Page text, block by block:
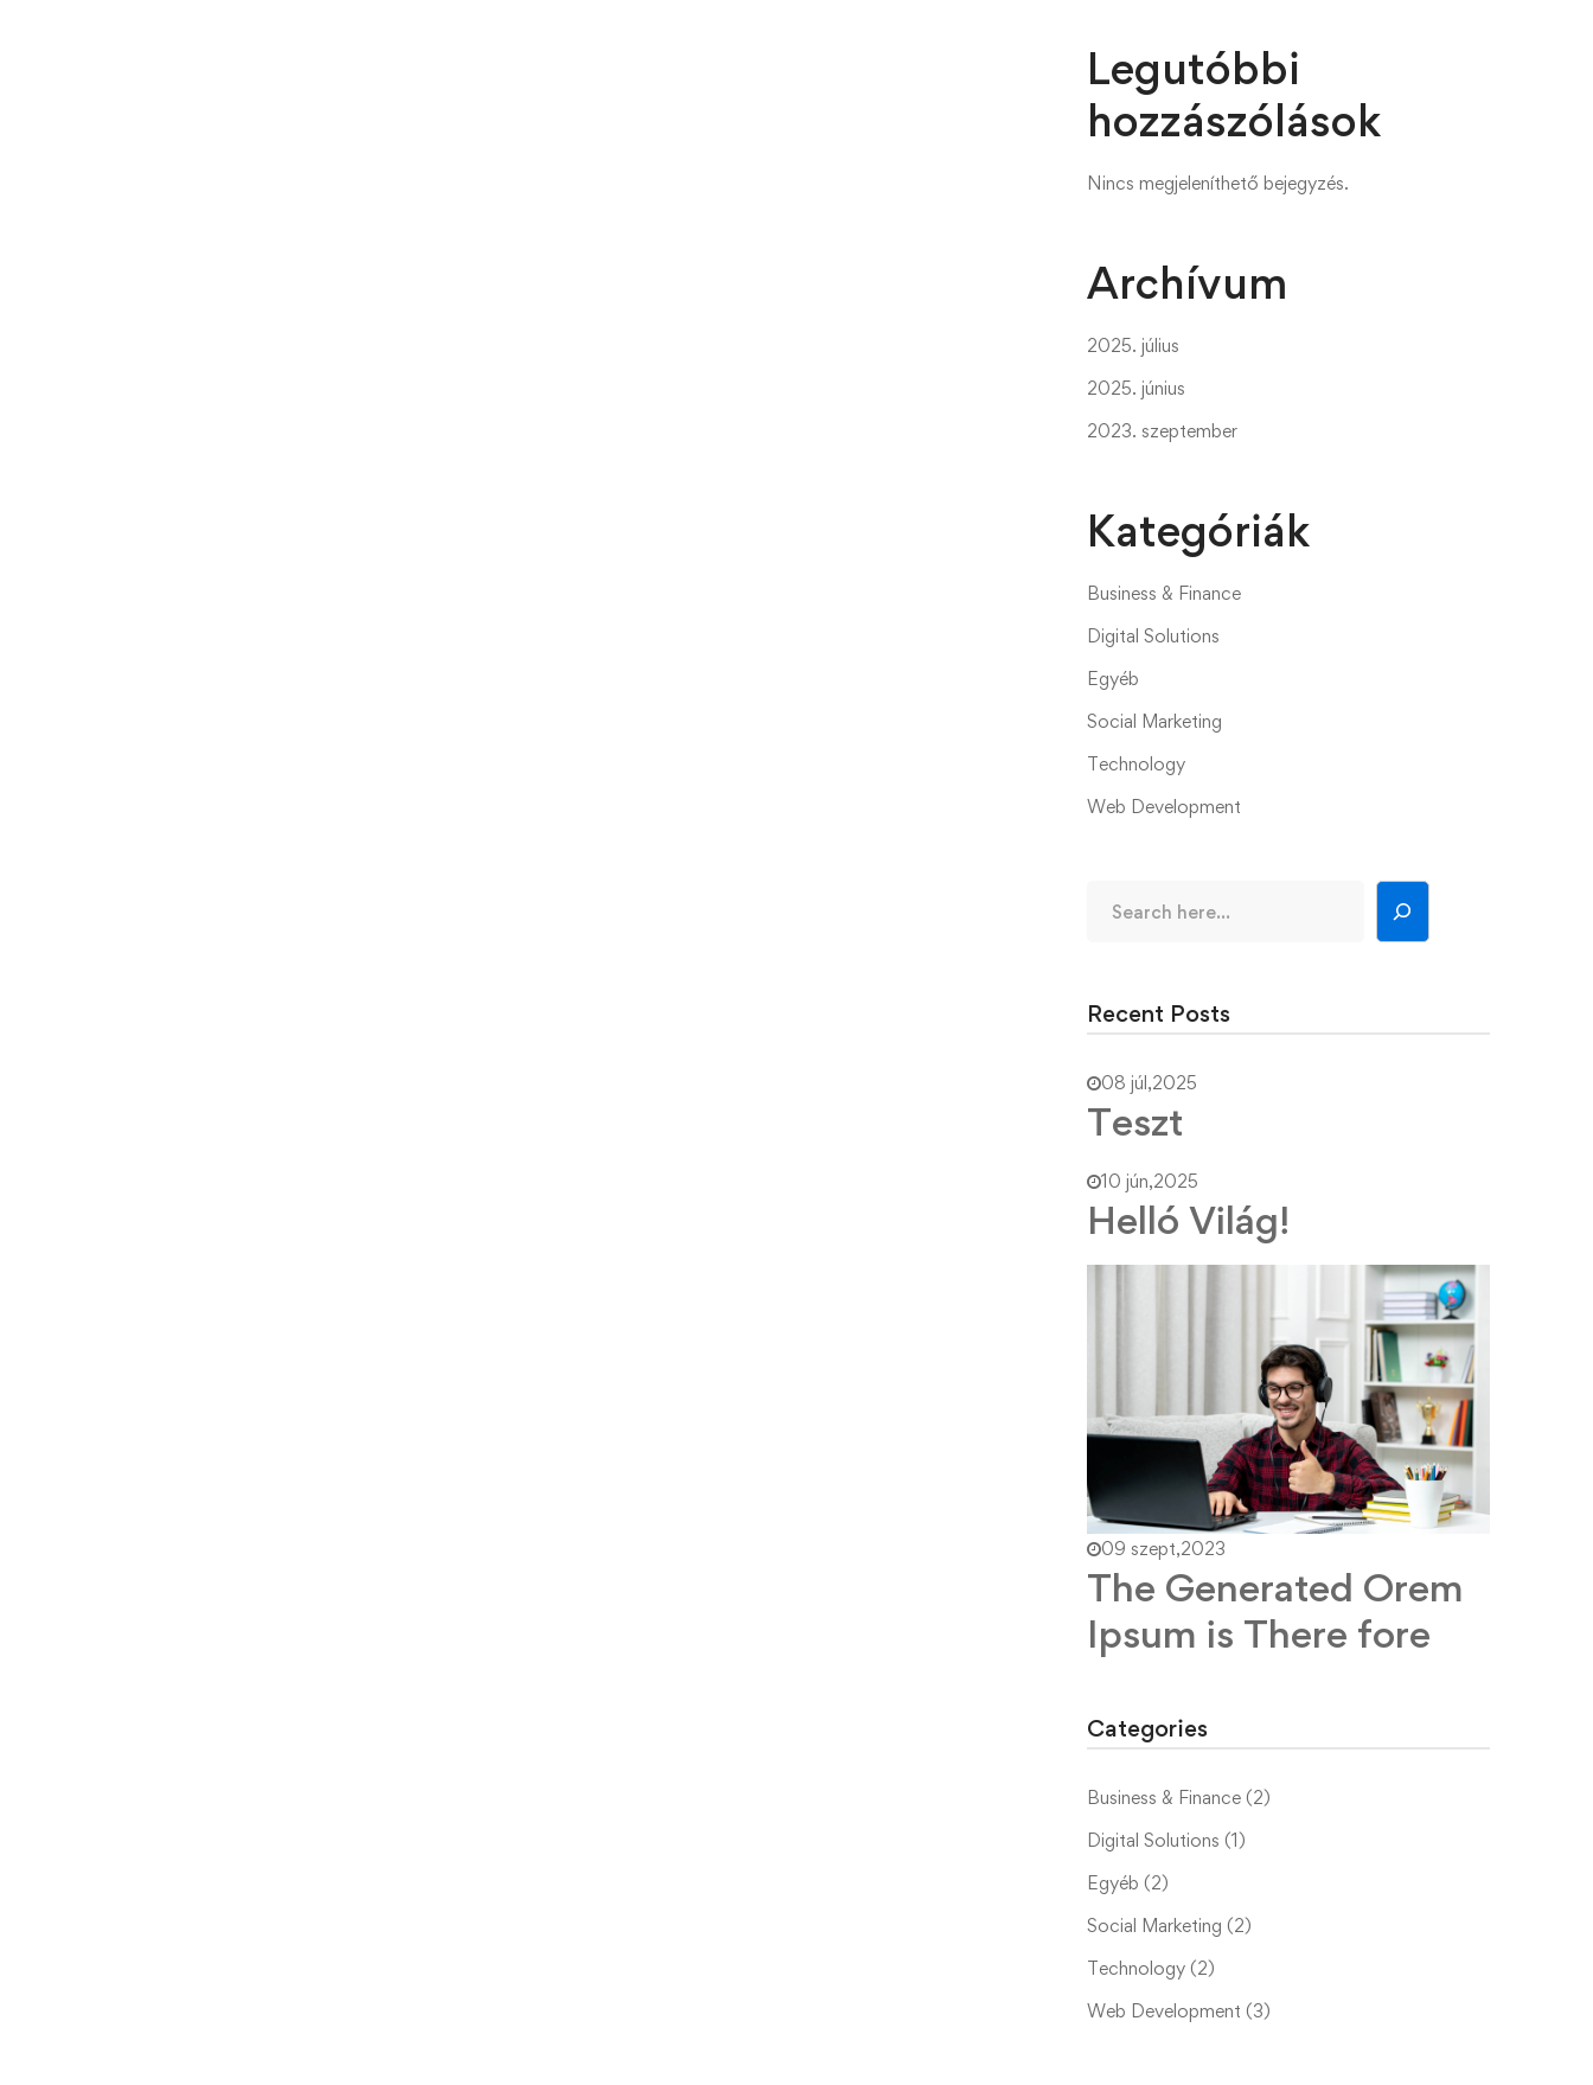
Legutóbbi
hozzászólások
Nincs megjeleníthető bejegyzés.
Archívum
2025. július
2025. június
2023. szeptember
Kategóriák
Business & Finance
Digital Solutions
Egyéb
Social Marketing
Technology
Web Development
Recent Posts
08 júl,2025
Teszt
10 jún,2025
Helló Világ!
09 szept,2023
The Generated Orem
Ipsum is There fore
Categories
Business & Finance (2)
Digital Solutions (1)
Egyéb (2)
Social Marketing (2)
Technology (2)
Web Development (3)